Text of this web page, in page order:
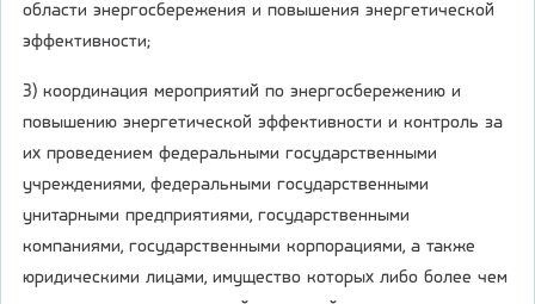
области энергосбережения и повышения энергетической
эффективности;
3) координация мероприятий по энергосбережению и
повышению энергетической эффективности и контроль за
их проведением федеральными государственными
учреждениями, федеральными государственными
унитарными предприятиями, государственными
компаниями, государственными корпорациями, а также
юридическими лицами, имущество которых либо более чем